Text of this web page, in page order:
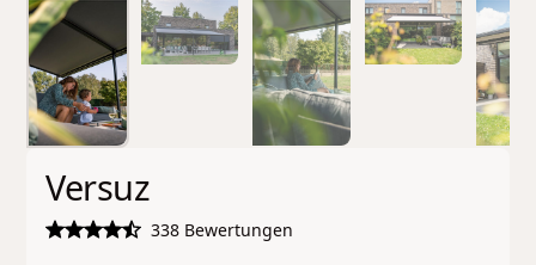
Versuz
338 Bewertungen